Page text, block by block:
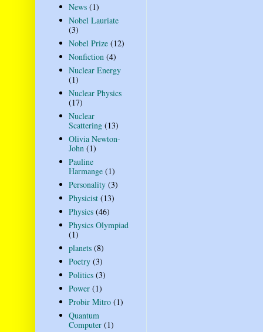
News (1)
Nobel Lauriate
(3)
Nobel Prize (12)
Nonfiction (4)
Nuclear Energy
(1)
Nuclear Physics
(17)
Nuclear
Scattering (13)
Olivia Newton-
John (1)
Pauline
Harmange (1)
Personality (3)
Physicist (13)
Physics (46)
Physics Olympiad
(1)
planets (8)
Poetry (3)
Politics (3)
Power (1)
Probir Mitro (1)
Quantum
Computer (1)